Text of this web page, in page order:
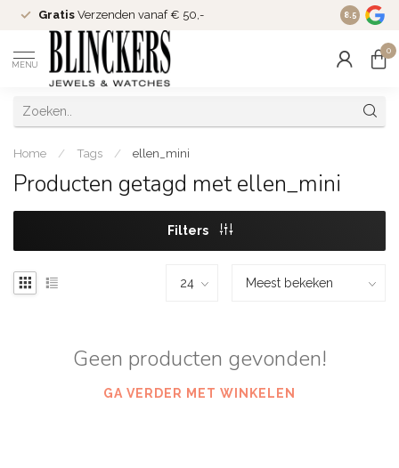
Gratis Verzenden vanaf € 50,- Since
8.5
MENU
0
Home / Tags / ellen_mini
Producten getagd met ellen_mini
Filters
Geen producten gevonden!
GA VERDER MET WINKELEN